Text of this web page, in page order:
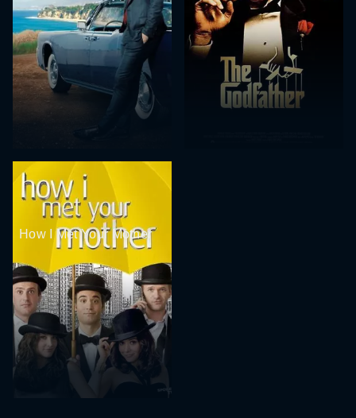
How I Met Your Mother